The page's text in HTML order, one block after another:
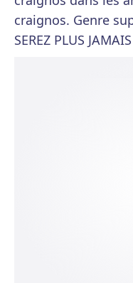
craignos. Genre
SEREZ PLUS